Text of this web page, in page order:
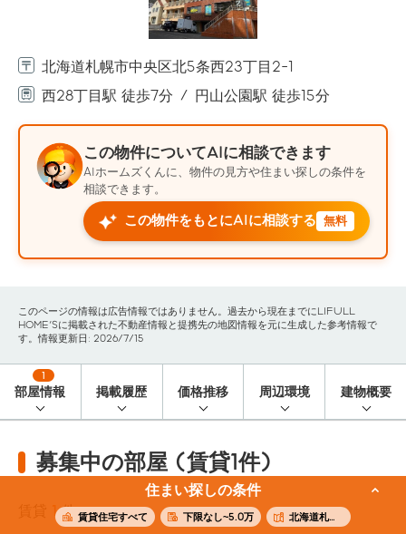
住まい探しの条件
賃貸住宅すべて 下限なし~5.0万 北海道札幌市中央区
北海道札幌市中央区北5条西23丁目2-1
西28丁目駅 徒歩7分
円山公園駅 徒歩15分
この物件についてAIに相談できます
AIホームズくんに、物件の見方や住まい探しの条件を
相談できます。
この物件をもとにAIに相談する 無料
このページの情報は広告情報ではありません。過去から現在までにLIFULL
HOME'Sに掲載された不動産情報と提携先の地図情報を元に生成した参考情報で
す。情報更新日: 2026/7/15
部屋情報
1
掲載履歴 価格推移 周辺環境 建物概要
募集中の部屋 (賃貸1件)
1 件